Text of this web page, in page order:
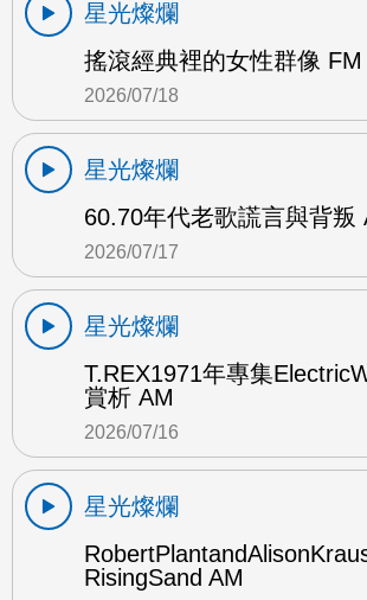
星光燦爛
搖滾經典裡的女性群像 FM
2026/07/18
星光燦爛
60.70年代老歌謊言與背叛
2026/07/17
星光燦爛
T.REX1971年專集
賞析 AM
2026/07/16
星光燦爛
RisingSand AM